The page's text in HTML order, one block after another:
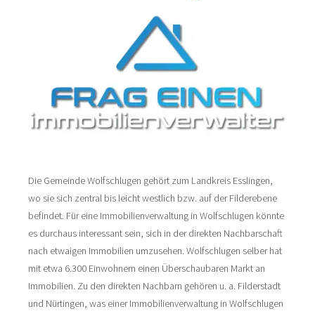
Die Gemeinde Wolfschlugen gehört zum Landkreis Esslingen,
wo sie sich zentral bis leicht westlich bzw. auf der Filderebene
befindet. Für eine Immobilienverwaltung in Wolfschlugen könnte
es durchaus interessant sein, sich in der direkten Nachbarschaft
nach etwaigen Immobilien umzusehen. Wolfschlugen selber hat
mit etwa 6.300 Einwohnern einen Überschaubaren Markt an
Immobilien. Zu den direkten Nachbarn gehören u. a. Filderstadt
und Nürtingen, was einer Immobilienverwaltung in Wolfschlugen